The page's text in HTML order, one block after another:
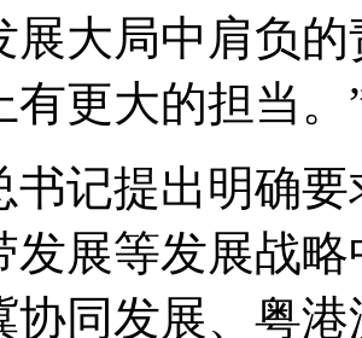
展大局中肩负
有更大的担当。
书记提出明确
发展等发展战
协同发展、粤